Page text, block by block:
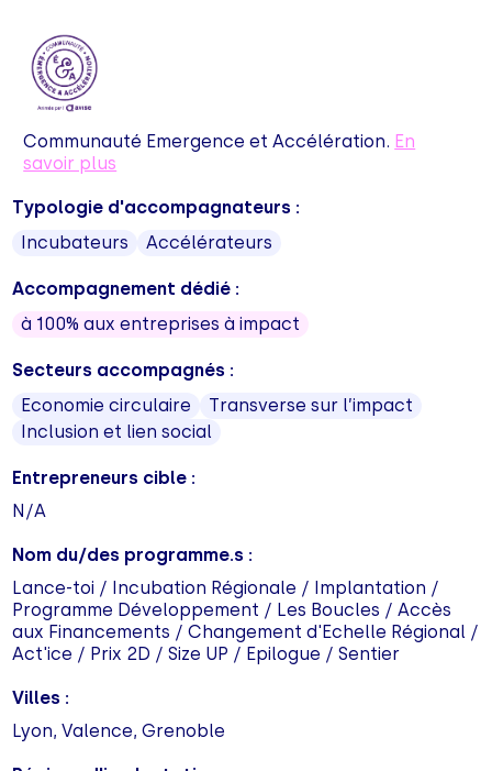
Communauté Emergence et Accélération. En
savoir plus
Typologie d'accompagnateurs :
Incubateurs
Accélérateurs
Accompagnement dédié :
à 100% aux entreprises à impact
Secteurs accompagnés :
Economie circulaire
Transverse sur l’impact
Inclusion et lien social
Entrepreneurs cible :
N/A
Nom du/des programme.s :
Lance-toi / Incubation Régionale / Implantation /
Programme Développement / Les Boucles / Accès
aux Financements / Changement d'Echelle Régional /
Act'ice / Prix 2D / Size UP / Epilogue / Sentier
Villes :
Lyon, Valence, Grenoble